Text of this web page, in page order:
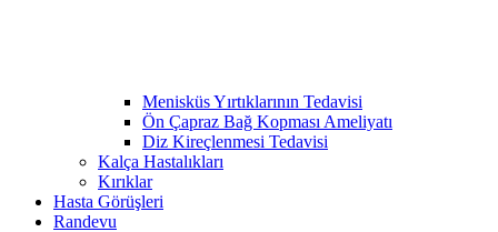
Menisküs Yırtıklarının Tedavisi
Ön Çapraz Bağ Kopması Ameliyatı
Diz Kireçlenmesi Tedavisi
Kalça Hastalıkları
Kırıklar
Hasta Görüşleri
Randevu